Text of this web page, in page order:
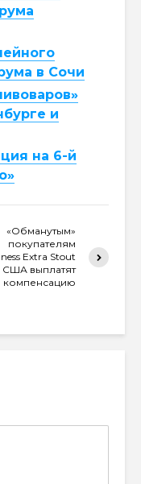
в Сочи
и
на 6-й
«Обманутым»
покупателям
Extra Stout
США выплатят
компенсацию